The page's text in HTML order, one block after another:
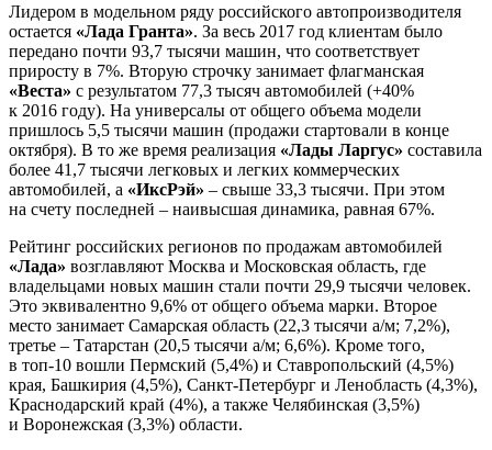
Лидером в модельном ряду российского автопроизводителя
остается «Лада Гранта». За весь 2017 год клиентам было
передано почти 93,7 тысячи машин, что соответствует
приросту в 7%. Вторую строчку занимает флагманская
«Веста» с результатом 77,3 тысяч автомобилей (+40%
к 2016 году). На универсалы от общего объема модели
пришлось 5,5 тысячи машин (продажи стартовали в конце
октября). В то же время реализация «Лады Ларгус» составила
более 41,7 тысячи легковых и легких коммерческих
автомобилей, а «ИксРэй» – свыше 33,3 тысячи. При этом
на счету последней – наивысшая динамика, равная 67%.
Рейтинг российских регионов по продажам автомобилей
«Лада» возглавляют Москва и Московская область, где
владельцами новых машин стали почти 29,9 тысячи человек.
Это эквивалентно 9,6% от общего объема марки. Второе
место занимает Самарская область (22,3 тысячи а/м; 7,2%),
третье – Татарстан (20,5 тысячи а/м; 6,6%). Кроме того,
в топ-10 вошли Пермский (5,4%) и Ставропольский (4,5%)
края, Башкирия (4,5%), Санкт-Петербург и Ленобласть (4,3%),
Краснодарский край (4%), а также Челябинская (3,5%)
и Воронежская (3,3%) области.